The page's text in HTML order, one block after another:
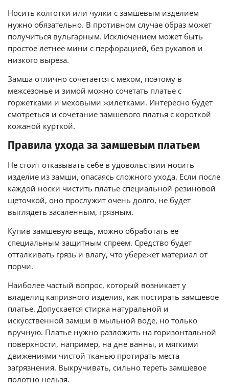
Носить колготки или чулки с замшевым изделием
нужно обязательно. В противном случае образ может
получиться вульгарным. Исключением может быть
простое летнее мини с перфорацией, без рукавов и
низкого выреза.
Замша отлично сочетается с мехом, поэтому в
межсезонье и зимой можно сочетать платье с
горжетками и меховыми жилетками. Интересно будет
смотреться и сочетание замшевого платья с короткой
кожаной курткой.
Правила ухода за замшевым платьем
Не стоит отказывать себе в удовольствии носить
изделие из замши, опасаясь сложного ухода. Если после
каждой носки чистить платье специальной резиновой
щеточкой, оно прослужит очень долго, не будет
выглядеть засаленным, грязным.
Купив замшевую вещь, можно обработать ее
специальным защитным спреем. Средство будет
отталкивать грязь и влагу, что убережет материал от
порчи.
Наиболее частый вопрос, который возникает у
владелиц капризного изделия, как постирать замшевое
платье. Допускается стирка натуральной и
искусственной замши в мыльной воде, но только
вручную. Платье нужно разложить на горизонтальной
поверхности, например, на дне ванны, и мягкими
движениями чистой тканью протирать места
загрязнения. Выкручивать, сильно тереть замшевое
полотно нельзя.